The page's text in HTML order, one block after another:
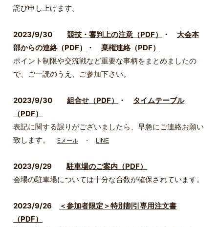
詫び申し上げます。
2023/9/30競技・審判上の注意（PDF） ・ 大会本
部からの連絡（PDF）
・棄権連絡（PDF）
ポイント制限や交流戦など重要な事柄をまとめましたの
で、ご一読のうえ、ご参加下さい。
2023/9/30組合せ（PDF） ・ タイムテーブル
（PDF）
表記に関する誤りがございましたら、早急にご連絡お願い
致します。
Eメール ・ LINE
2023/9/29駐車場のご案内（PDF）
会場の駐車場については十分な台数が確保されています。
2023/9/26
＜参加者限定＞特別割引専用注文書
（PDF）